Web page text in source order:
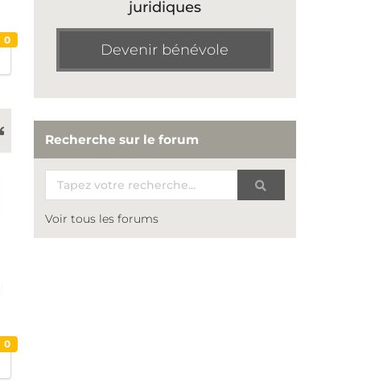
0
0
juridiques
Devenir bénévole
Recherche sur le forum
Voir tous les forums